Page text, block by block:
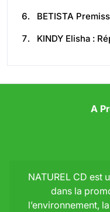
BETISTA
KINDY Elisha :
A
NATUREL CD est
dans la
l’environnement,